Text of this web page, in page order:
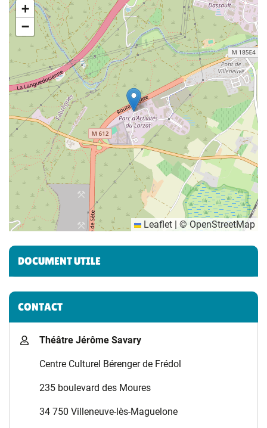
+
−
Leaflet | © OpenStreetMap
Informations complémentaires
DOCUMENT UTILE
CONTACT
Théâtre Jérôme Savary
Centre Culturel Bérenger de Frédol
235 boulevard des Moures
34 750 Villeneuve-lès-Maguelone